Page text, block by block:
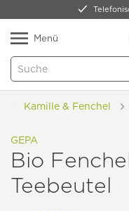
Menü
Kamille & Fenchel
GEPA
Bio
Teebeutel